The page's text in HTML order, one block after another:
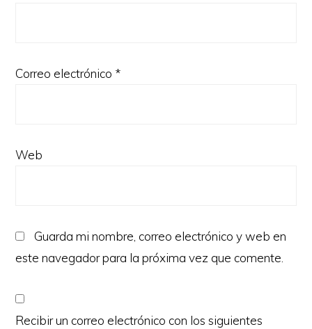
Correo electrónico *
Web
Guarda mi nombre, correo electrónico y web en
este navegador para la próxima vez que comente.
Recibir un correo electrónico con los siguientes